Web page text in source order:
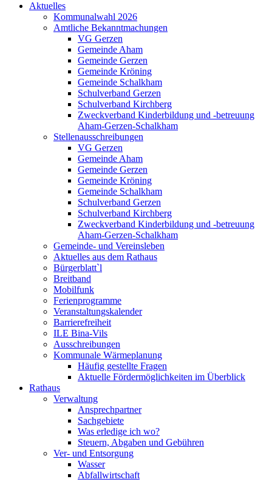
Aktuelles
Kommunalwahl 2026
Amtliche Bekanntmachungen
VG Gerzen
Gemeinde Aham
Gemeinde Gerzen
Gemeinde Kröning
Gemeinde Schalkham
Schulverband Gerzen
Schulverband Kirchberg
Zweckverband Kinderbildung und -betreuung
Aham-Gerzen-Schalkham
Stellenausschreibungen
VG Gerzen
Gemeinde Aham
Gemeinde Gerzen
Gemeinde Kröning
Gemeinde Schalkham
Schulverband Gerzen
Schulverband Kirchberg
Zweckverband Kinderbildung und -betreuung
Aham-Gerzen-Schalkham
Gemeinde- und Vereinsleben
Aktuelles aus dem Rathaus
Bürgerblatt`l
Breitband
Mobilfunk
Ferienprogramme
Veranstaltungskalender
Barrierefreiheit
ILE Bina-Vils
Ausschreibungen
Kommunale Wärmeplanung
Häufig gestellte Fragen
Aktuelle Fördermöglichkeiten im Überblick
Rathaus
Verwaltung
Ansprechpartner
Sachgebiete
Was erledige ich wo?
Steuern, Abgaben und Gebühren
Ver- und Entsorgung
Wasser
Abfallwirtschaft